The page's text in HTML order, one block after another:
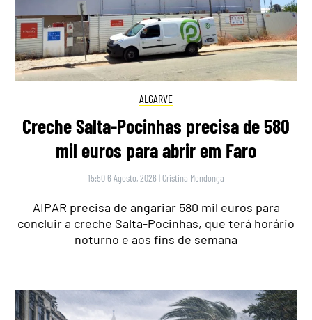
ALGARVE
Creche Salta-Pocinhas precisa de 580
mil euros para abrir em Faro
15:50 6 Agosto, 2026 | Cristina Mendonça
AIPAR precisa de angariar 580 mil euros para
concluir a creche Salta-Pocinhas, que terá horário
noturno e aos fins de semana